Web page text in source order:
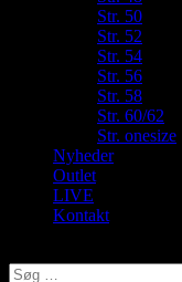
Str. 50
Str. 52
Str. 54
Str. 56
Str. 58
Str. 60/62
Str. onesize
Nyheder
Outlet
LIVE
Kontakt